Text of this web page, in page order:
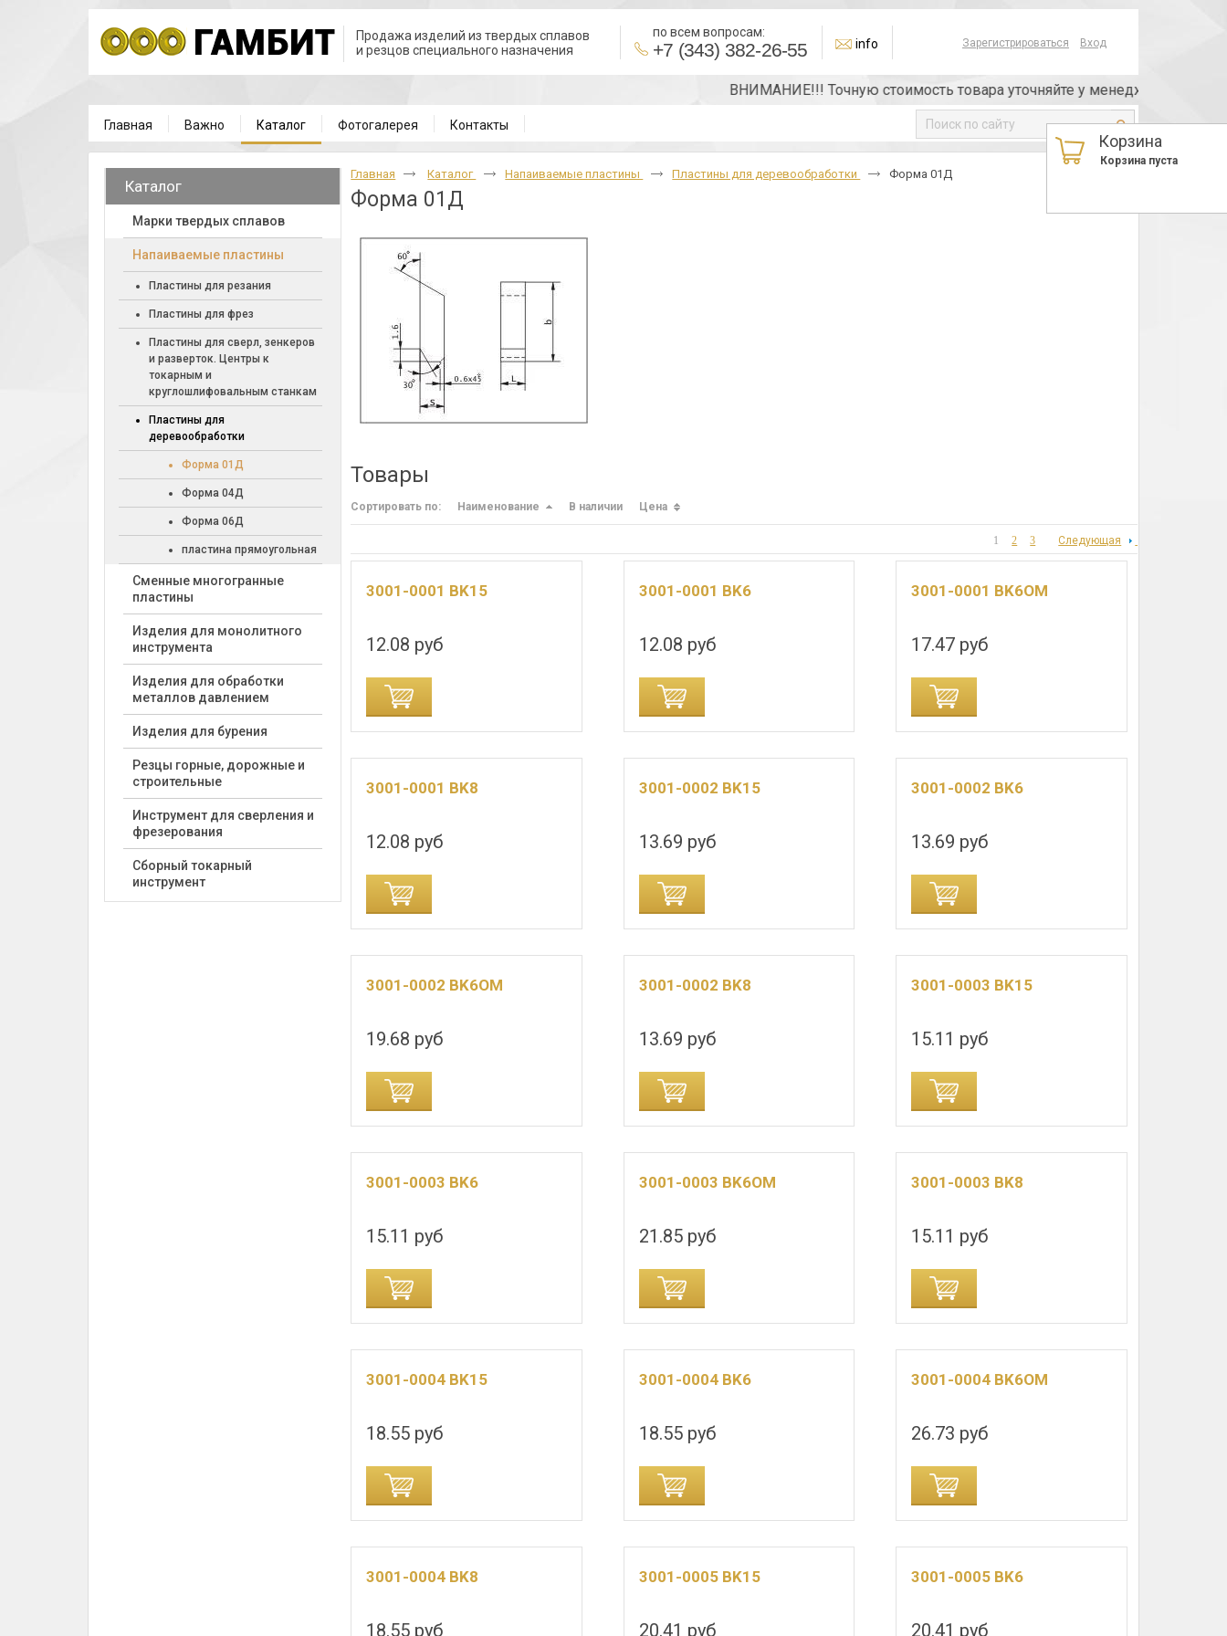
Зарегистрироваться Вход
Продажа изделий из твердых сплавов
и резцов специального назначения
по всем вопросам:
+7 (343) 382-26-55 info
ВНИМАНИЕ!!! Точную стоимость товара уточняйте у менеджера или по
Главная Важно Каталог Фотогалерея Контакты
Корзина
Корзина пуста
Каталог
Марки твердых сплавов
Напаиваемые пластины
Пластины для резания
Пластины для фрез
Пластины для сверл, зенкеров
и разверток. Центры к
токарным и
круглошлифовальным станкам
Пластины для
деревообработки
Форма 01Д
Форма 04Д
Форма 06Д
пластина прямоугольная
Cменные многогранные
пластины
Изделия для монолитного
инструмента
Изделия для обработки
металлов давлением
Изделия для бурения
Резцы горные, дорожные и
строительные
Инструмент для сверления и
фрезерования
Сборный токарный
инструмент
Главная Каталог Напаиваемые пластины Пластины для деревообработки Форма 01Д
Форма 01Д
Товары
Сортировать по: Наименование В наличии Цена
1 2 3 Следующая
3001-0001 BK15
12.08 руб
3001-0001 BK6
12.08 руб
ДОБАВИТЬ В КОРЗИНУ
3001-0001 BK6OM
17.47 руб
ДОБАВИТЬ В КОРЗИНУ
3001-0001 BK8
12.08 руб
3001-0002 BK15
13.69 руб
ДОБАВИТЬ В КОРЗИНУ
3001-0002 BK6
13.69 руб
ДОБАВИТЬ В КОРЗИНУ
3001-0002 BK6OM
19.68 руб
3001-0002 BK8
13.69 руб
3001-0003 BK15
15.11 руб
ДОБАВИТЬ В КОРЗИНУ
3001-0003 BK6
15.11 руб
3001-0003 BK6OM
21.85 руб
3001-0003 BK8
15.11 руб
ДОБАВИТЬ В КОРЗИНУ
3001-0004 BK15
18.55 руб
3001-0004 BK6
18.55 руб
3001-0004 BK6OM
26.73 руб
ДОБАВИТЬ В КОРЗИНУ
3001-0004 BK8
18.55 руб
3001-0005 BK15
20.41 руб
3001-0005 BK6
20.41 руб